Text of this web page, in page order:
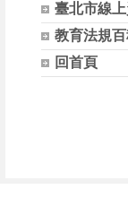
臺北市線
教育法規
回首頁